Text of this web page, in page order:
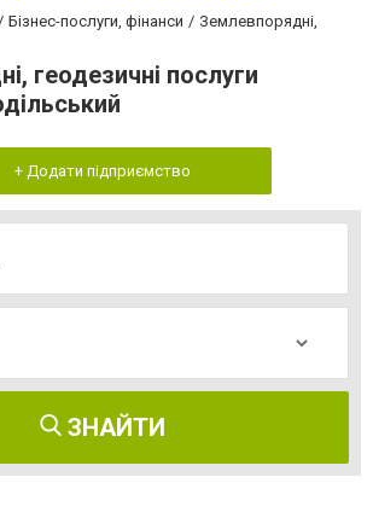
Бізнес-послуги, фінанси
Землевпорядні,
геодезичні послуги
+ Додати підприємство
ЗНАЙТИ